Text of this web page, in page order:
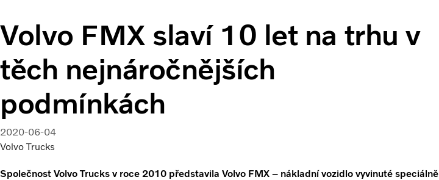
Volvo FMX slaví 10 let na trhu v
těch nejnáročnějších
podmínkách
2020-06-04
Volvo Trucks
Společnost Volvo Trucks v roce 2010 představila Volvo FMX – nákladní vozidlo vyvinuté speciálně